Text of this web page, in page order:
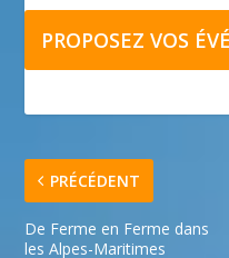
PROPOSEZ VOS
PRÉCÉDENT
De Ferme en Ferme dans
les Alpes-Maritimes